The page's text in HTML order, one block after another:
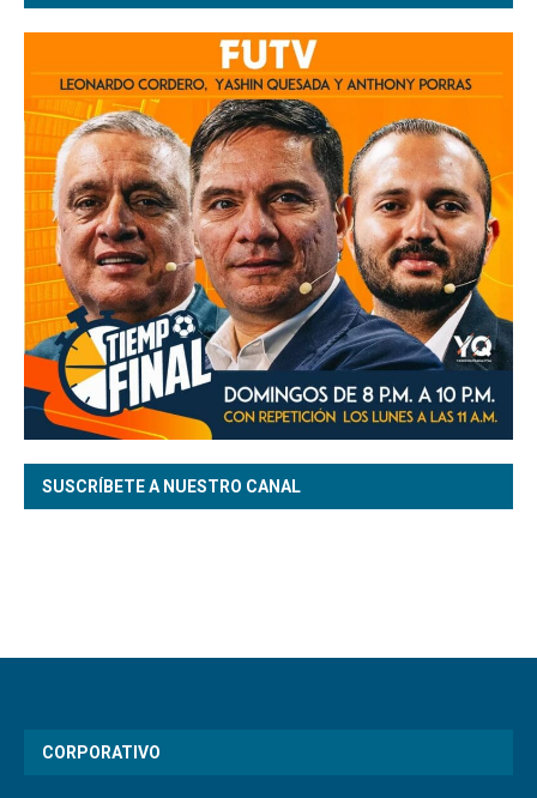
SUSCRÍBETE A NUESTRO CANAL
CORPORATIVO